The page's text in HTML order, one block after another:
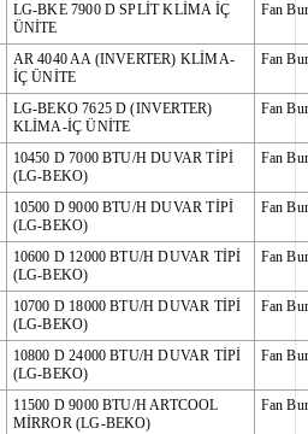
LG-BKE 7900 D SPLİT KLİMA İÇ
ÜNİTE
Fan
AR 4040 AA (INVERTER) KLİMA-
İÇ ÜNİTE
Fan
LG-BEKO 7625 D (INVERTER)
KLİMA-İÇ ÜNİTE
Fan
10450 D 7000 BTU/H DUVAR TİPİ
(LG-BEKO)
Fan
10500 D 9000 BTU/H DUVAR TİPİ
(LG-BEKO)
Fan
10600 D 12000 BTU/H DUVAR TİPİ
(LG-BEKO)
Fan
10700 D 18000 BTU/H DUVAR TİPİ
(LG-BEKO)
Fan
10800 D 24000 BTU/H DUVAR TİPİ
(LG-BEKO)
Fan
11500 D 9000 BTU/H ARTCOOL
MİRROR (LG-BEKO)
Fan